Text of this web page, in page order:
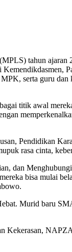
tahun
serta guru
titik awal
Pendidikan
rasa cinta,
dan
bisa mulai
Murid baru
Kekerasan,